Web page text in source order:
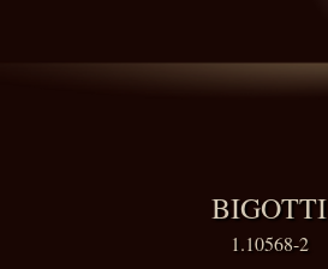
BIGOTTI
1.10568-2